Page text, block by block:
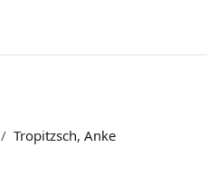
Tropitzsch, Anke